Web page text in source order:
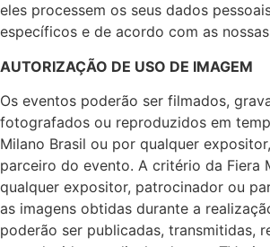
eles processem os seus dados
específicos e de acordo com as
AUTORIZAÇÃO DE USO DE IMAGEM
Os eventos poderão ser filmados,
fotografados ou reproduzidos em
Milano Brasil ou por qualquer
parceiro do evento. A critério da Fiera
qualquer expositor, patrocinador ou
as imagens obtidas durante a
poderão ser publicadas, transmitidas,